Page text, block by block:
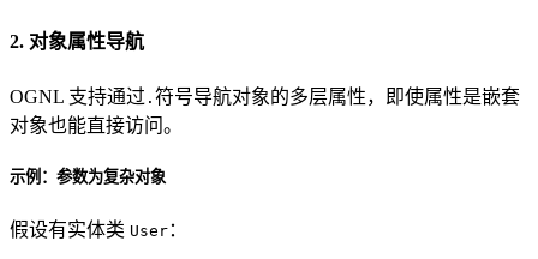
2. 对象属性导航
OGNL 支持通过 . 符号导航对象的多层属性，即使属性是嵌套
对象也能直接访问。
示例：参数为复杂对象
假设有实体类 User ：